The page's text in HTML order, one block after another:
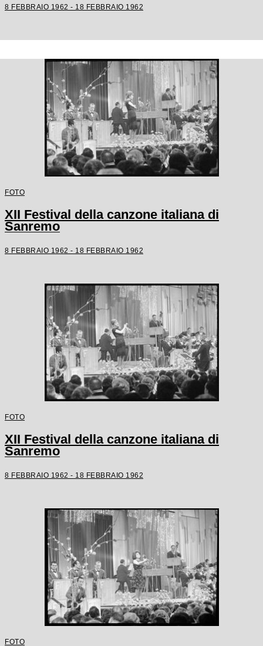
8 FEBBRAIO 1962 - 18 FEBBRAIO 1962
FOTO
XII Festival della canzone italiana di
Sanremo
8 FEBBRAIO 1962 - 18 FEBBRAIO 1962
FOTO
XII Festival della canzone italiana di
Sanremo
8 FEBBRAIO 1962 - 18 FEBBRAIO 1962
FOTO